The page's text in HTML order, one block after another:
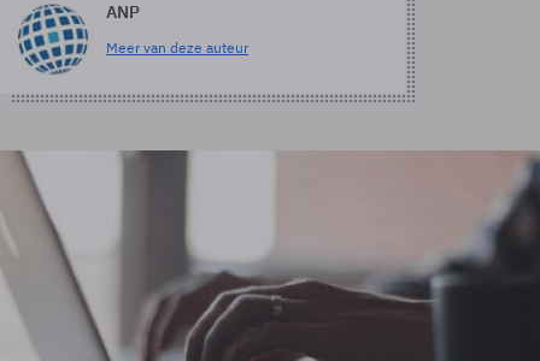
ANP
Meer van deze auteur